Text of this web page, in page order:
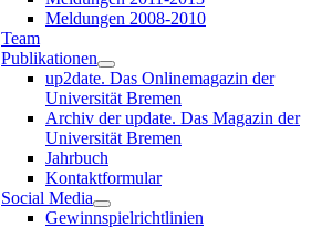
Meldungen 2008-2010
Team
Publikationen
up2date. Das Onlinemagazin der
Universität Bremen
Archiv der update. Das Magazin der
Universität Bremen
Jahrbuch
Kontaktformular
Social Media
Gewinnspielrichtlinien